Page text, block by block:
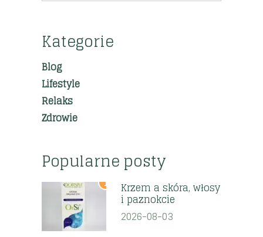
Kategorie
Blog
Lifestyle
Relaks
Zdrowie
Popularne posty
1 Krzem a skóra, włosy
i paznokcie
2026-08-03